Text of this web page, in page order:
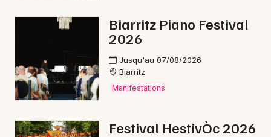
Biarritz Piano Festival
2026
Jusqu'au 07/08/2026
Biarritz
Manifestations
Festival HestivÒc 2026